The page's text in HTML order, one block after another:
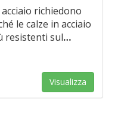
richiedono
le calze in acciaio
resistenti sul…
Visualizza